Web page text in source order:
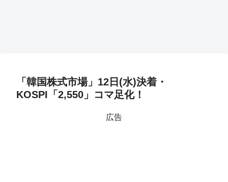
「韓国株式市場」12日(水)決着・
KOSPI「2,550」コマ足化！
広告